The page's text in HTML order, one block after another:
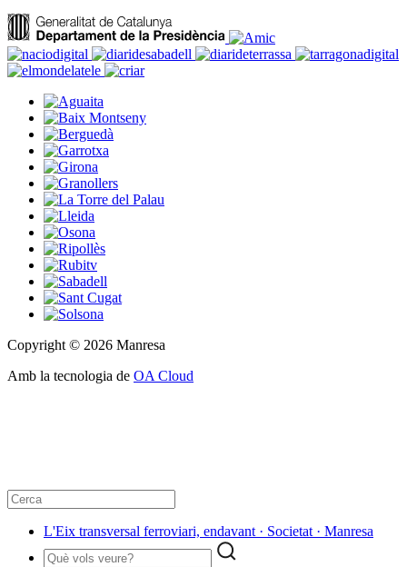
Copyright © 2026 Manresa
Amb la tecnologia de OA Cloud
L'Eix transversal ferroviari, endavant · Societat · Manresa